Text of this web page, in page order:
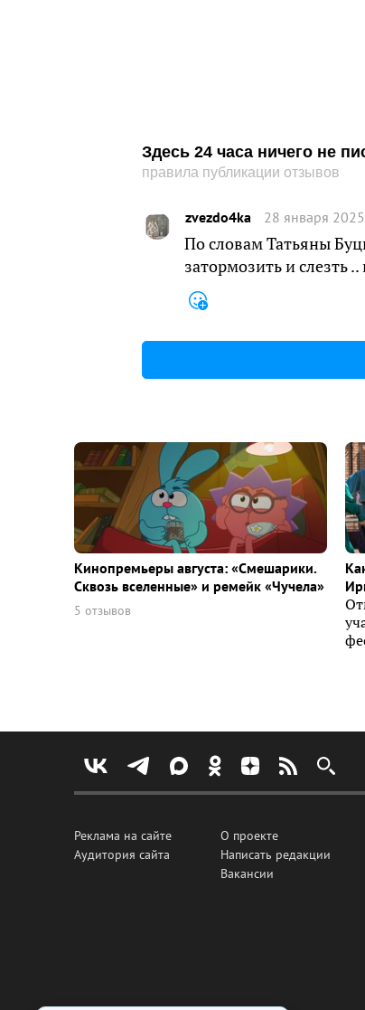
Здесь 24 часа ничего не
правила публикации отзывов
zvezdo4ka 28 января
По словам Татьяны
затормозить и слезть
Кинопремьеры августа: «Смешарики.
Сквозь вселенные» и ремейк «Чучела»
5 отзывов
Реклама на сайте
Аудитория сайта
О проекте
Написать редакции
Вакансии